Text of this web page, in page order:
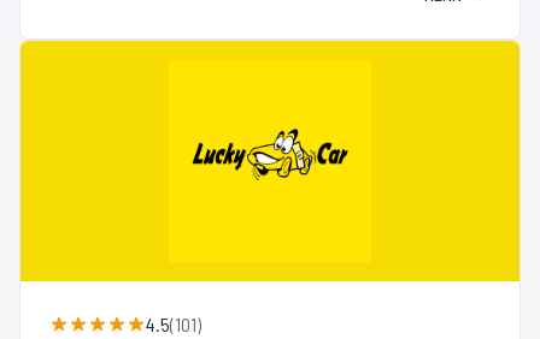
4.5(101)